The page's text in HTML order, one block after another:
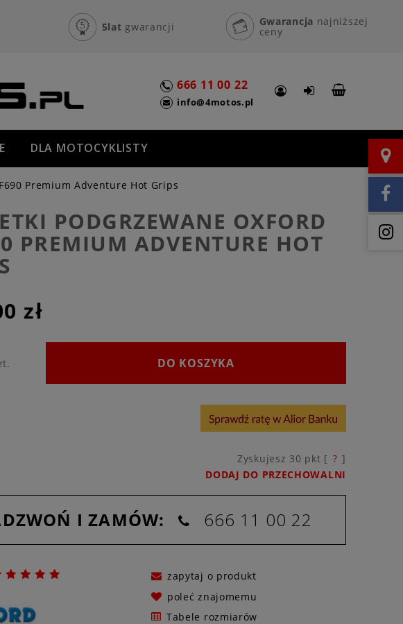
5lat gwarancji Gwarancja najniższej
ceny
666 11 00 22
info@4motos.pl
DLA MOTOCYKLISTY
Premium Adventure Hot Grips
PODGRZEWANE OXFORD
PREMIUM ADVENTURE HOT
zł
DO KOSZYKA
Zyskujesz 30 pkt [ ? ]
DODAJ DO PRZECHOWALNI
I ZAMÓW: 666 11 00 22
zapytaj o produkt
poleć znajomemu
Tabele rozmiarów